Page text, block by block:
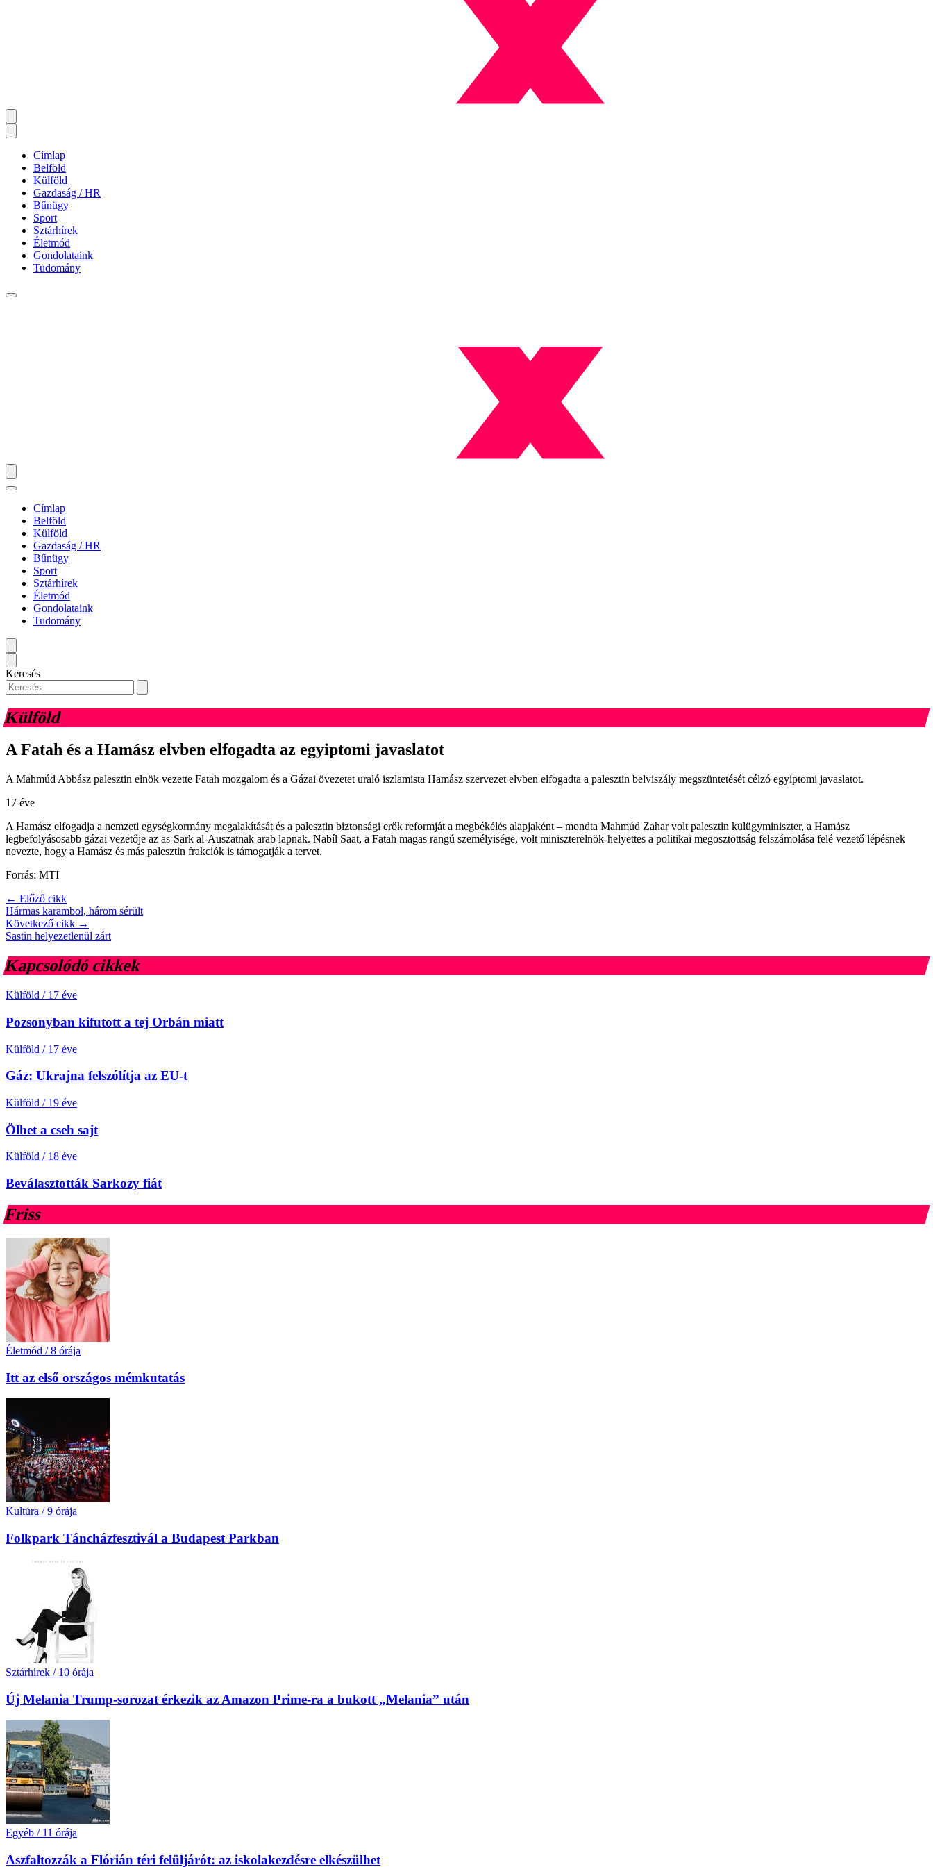
Címlap
Belföld
Külföld
Gazdaság / HR
Bűnügy
Sport
Sztárhírek
Életmód
Gondolataink
Tudomány
Címlap
Belföld
Külföld
Gazdaság / HR
Bűnügy
Sport
Sztárhírek
Életmód
Gondolataink
Tudomány
Keresés
Külföld
A Fatah és a Hamász elvben elfogadta az egyiptomi javaslatot
A Mahmúd Abbász palesztin elnök vezette Fatah mozgalom és a Gázai övezetet uraló iszlamista Hamász szervezet elvben elfogadta a palesztin belviszály megszüntetését célzó egyiptomi javaslatot.
17 éve
A Hamász elfogadja a nemzeti egységkormány megalakítását és a palesztin biztonsági erők reformját a megbékélés alapjaként – mondta Mahmúd Zahar volt palesztin külügyminiszter, a Hamász
legbefolyásosabb gázai vezetője az as-Sark al-Auszatnak arab lapnak. Nabíl Saat, a Fatah magas rangú személyisége, volt miniszterelnök-helyettes a politikai megosztottság felszámolása felé vezető lépésnek
nevezte, hogy a Hamász és más palesztin frakciók is támogatják a tervet.
Forrás: MTI
← Előző cikk
Hármas karambol, három sérült
Következő cikk →
Sastin helyezetlenül zárt
Kapcsolódó cikkek
Külföld / 17 éve
Pozsonyban kifutott a tej Orbán miatt
Külföld / 17 éve
Gáz: Ukrajna felszólítja az EU-t
Külföld / 19 éve
Ölhet a cseh sajt
Külföld / 18 éve
Beválasztották Sarkozy fiát
Friss
Életmód / 8 órája
Itt az első országos mémkutatás
Kultúra / 9 órája
Folkpark Táncházfesztivál a Budapest Parkban
Sztárhírek / 10 órája
Új Melania Trump-sorozat érkezik az Amazon Prime-ra a bukott „Melania” után
Egyéb / 11 órája
Aszfaltozzák a Flórián téri felüljárót: az iskolakezdésre elkészülhet